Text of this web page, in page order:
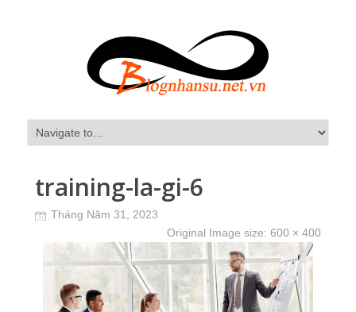
training-la-gi-6
Tháng Năm 31, 2023
Original Image size: 600 × 400